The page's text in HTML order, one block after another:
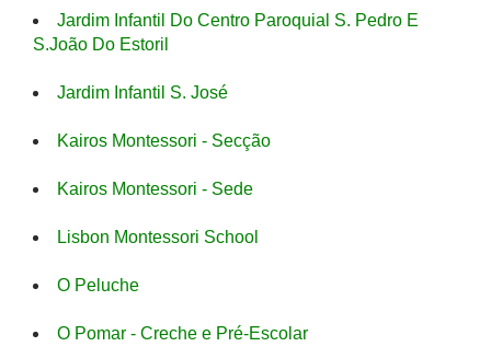
Jardim Infantil Do Centro Paroquial S. Pedro E
S.João Do Estoril
Jardim Infantil S. José
Kairos Montessori - Secção
Kairos Montessori - Sede
Lisbon Montessori School
O Peluche
O Pomar - Creche e Pré-Escolar